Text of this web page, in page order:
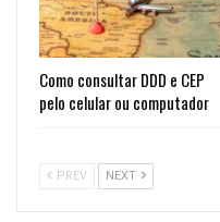
Como consultar DDD e CEP
pelo celular ou computador
PREV NEXT